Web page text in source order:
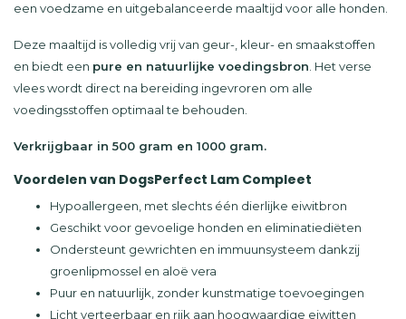
een voedzame en uitgebalanceerde maaltijd voor alle honden.
Deze maaltijd is volledig vrij van geur-, kleur- en smaakstoffen
en biedt een pure en natuurlijke voedingsbron . Het verse
vlees wordt direct na bereiding ingevroren om alle
voedingsstoffen optimaal te behouden.
Verkrijgbaar in 500 gram en 1000 gram.
Voordelen van DogsPerfect Lam Compleet
Hypoallergeen, met slechts één dierlijke eiwitbron
Geschikt voor gevoelige honden en eliminatiediëten
Ondersteunt gewrichten en immuunsysteem dankzij
groenlipmossel en aloë vera
Puur en natuurlijk, zonder kunstmatige toevoegingen
Licht verteerbaar en rijk aan hoogwaardige eiwitten